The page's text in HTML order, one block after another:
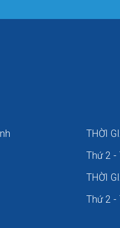
THỜI
Thứ 2 -
THỜI
Thứ 2 -